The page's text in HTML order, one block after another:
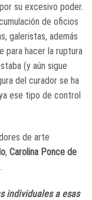
su excesivo poder.
de oficios
galeristas, además
para hacer la ruptura
(y aún sigue
del curador se ha
ese tipo de control
de arte
, Carolina Ponce de
individuales a esas